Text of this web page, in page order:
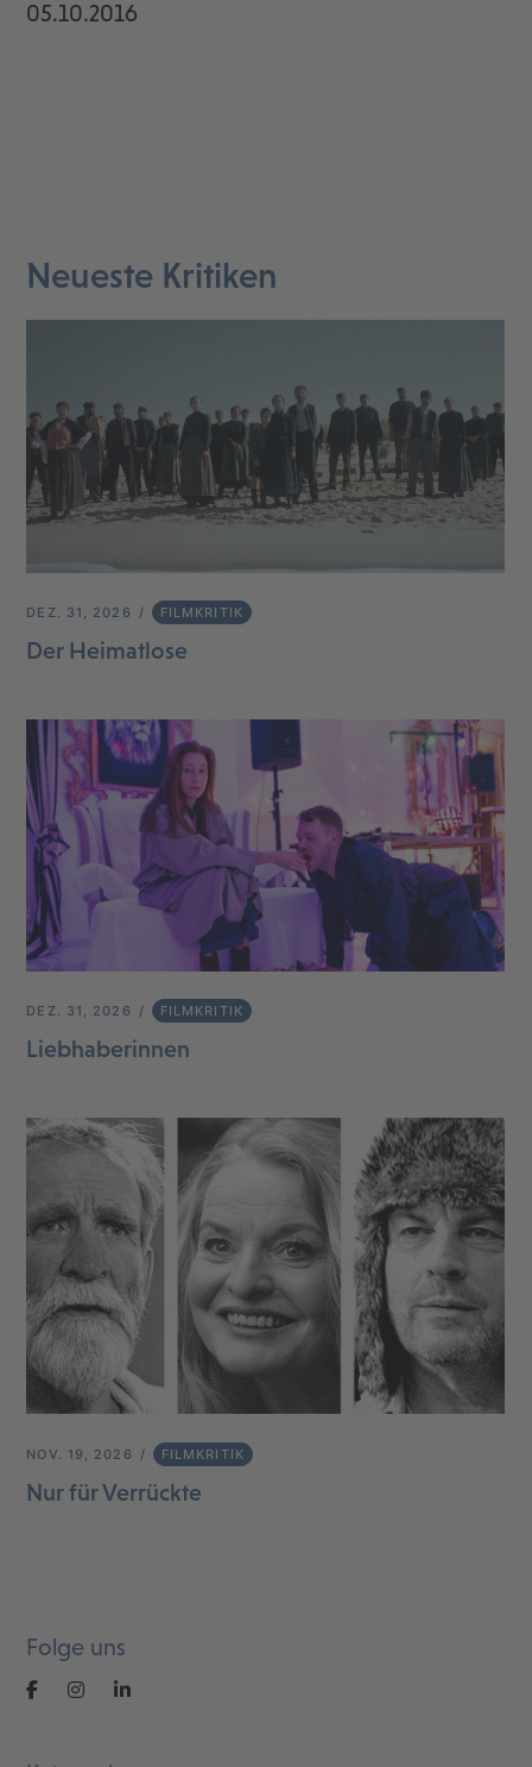
05.10.2016
Neueste Kritiken
DEZ. 31, 2026 FILMKRITIK
Der Heimatlose
DEZ. 31, 2026 FILMKRITIK
Liebhaberinnen
NOV. 19, 2026 FILMKRITIK
Nur für Verrückte
Folge uns